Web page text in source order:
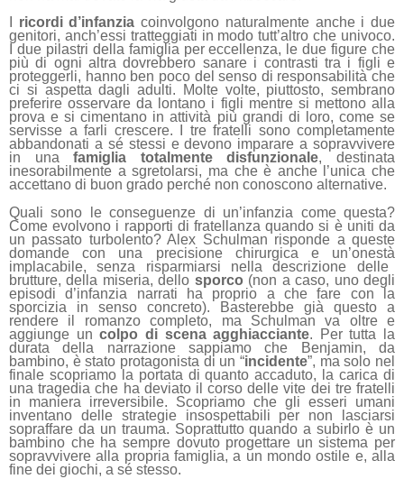
ricordi d’infanzia coinvolgono naturalmente anche i due
genitori, anch’essi tratteggiati in modo tutt’altro che univoco.
I due pilastri della famiglia per eccellenza, le due figure che
più di ogni altra dovrebbero sanare i contrasti tra i figli e
proteggerli, hanno ben poco del senso di responsabilità che
ci si aspetta dagli adulti. Molte volte, piuttosto, sembrano
preferire osservare da lontano i figli mentre si mettono alla
prova e si cimentano in attività più grandi di loro, come se
servisse a farli crescere. I tre fratelli sono completamente
abbandonati a sé stessi e devono imparare a sopravvivere
in unafamiglia totalmente disfunzionale, destinata
inesorabilmente a sgretolarsi, ma che è anche l’unica che
accettano di buon grado perché non conoscono alternative.
Quali sono le conseguenze di un’infanzia come questa?
Come evolvono i rapporti di fratellanza quando si è uniti da
un passato turbolento? Alex Schulman risponde a queste
domande con una precisione chirurgica e un’onestà
implacabile, senza risparmiarsi nella descrizione delle
brutture, della miseria, dello sporco (non a caso, uno degli
episodi d’infanzia narrati ha proprio a che fare con la
sporcizia in senso concreto). Basterebbe già questo a
rendere il romanzo completo, ma Schulman va oltre e
aggiunge un colpo di scenaagghiacciante. Per tutta la
durata della narrazione sappiamo che Benjamin, da
bambino, è stato protagonista di un “incidente”, ma solo nel
finale scopriamo la portata di quanto accaduto, la carica di
una tragedia che ha deviato il corso delle vite dei tre fratelli
in maniera irreversibile. Scopriamo che gli esseri umani
inventano delle strategie insospettabili per non lasciarsi
sopraffare da un trauma. Soprattutto quando a subirlo è un
bambino che ha sempre dovuto progettare un sistema per
sopravvivere alla propria famiglia, a un mondo ostile e, alla
fine dei giochi, a sé stesso.